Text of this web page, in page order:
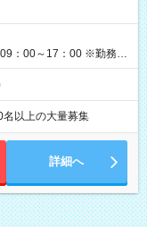
休憩なし） 時給1,300
＋交通費 【試用期
：00～17：00 ※勤務時
名以上の大量募集
詳細へ